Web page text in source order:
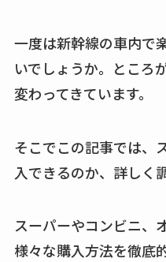
一度は新幹線の車内で
いでしょうか。ところ
変わってきています。
そこでこの記事では、
入できるのか、詳しく
スーパーやコンビニ、
様々な購入方法を徹底